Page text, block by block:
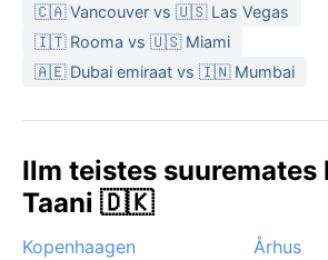
🇨🇦 Vancouver vs 🇺🇸 Las Vegas
🇮🇹 Rooma vs 🇺🇸 Miami
🇦🇪 Dubai emiraat vs 🇮🇳 Mumbai
Ilm teistes suuremates
Taani 🇩🇰
Kopenhaagen
Århus